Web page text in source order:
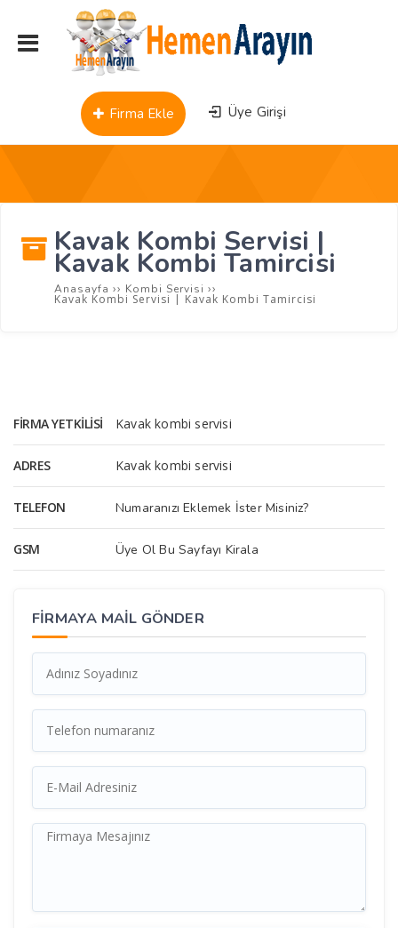
Üye Girişi
Firma Ekle
Kavak Kombi Servisi |
Kavak Kombi Tamircisi
Anasayfa ›› Kombi Servisi ››
Kavak Kombi Servisi | Kavak Kombi Tamircisi
FIRMA YETKILISI Kavak kombi servisi
ADRES Kavak kombi servisi
TELEFON Numaranızı Eklemek İster Misiniz?
GSM Üye Ol Bu Sayfayı Kirala
FİRMAYA MAİL GÖNDER